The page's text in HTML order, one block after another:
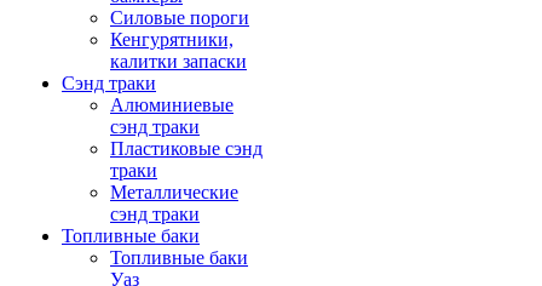
Силовые пороги
Кенгурятники,
калитки запаски
Сэнд траки
Алюминиевые
сэнд траки
Пластиковые сэнд
траки
Металлические
сэнд траки
Топливные баки
Топливные баки
Уаз